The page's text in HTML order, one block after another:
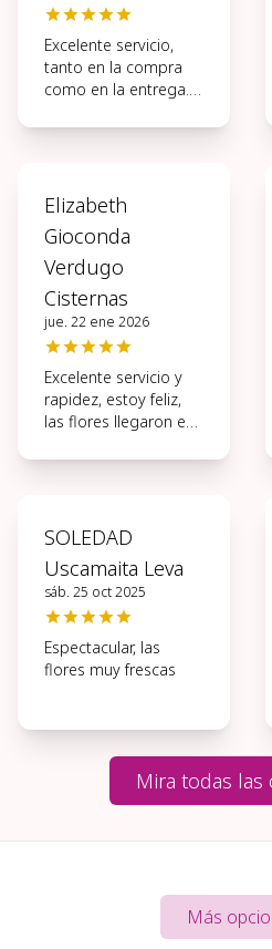
Excelente servicio,
tanto en la compra
como en la entrega.
proceso.
Elizabeth
Gioconda
Verdugo
Cisternas
jue. 22 ene 2026
Excelente servicio y
rapidez, estoy feliz,
las flores llegaron en
condiciones, muchas
SOLEDAD
Uscamaita Leva
sáb. 25 oct 2025
Espectacular, las
flores muy frescas
Mira todas las
Más